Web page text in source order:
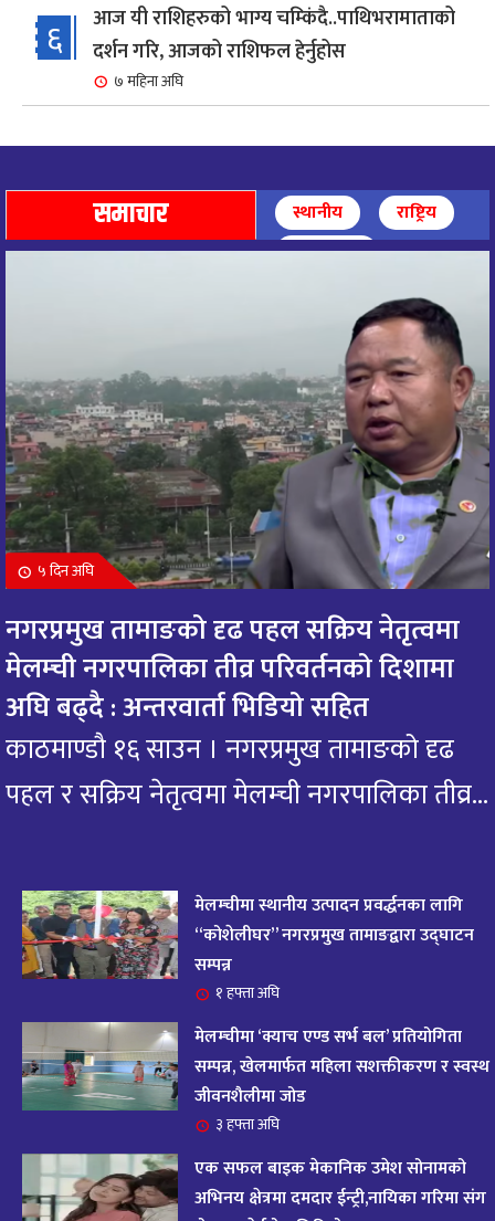
६
आज यी राशिहरुको भाग्य चम्किंदै..पाथिभरामाताको
दर्शन गरि, आजको राशिफल हेर्नुहोस
७ महिना अघि
७
८ महिना अघि
८
आज पाथिभारा माताको दर्शन गरि, दिनको सुरुवात गर्दै,
९
आज माताभगवती जगज्जननी पाथिभरादेवीको दर्शन गरि
राशिफल हेरौं, यी राशिका लागि आज भाग्य चम्किने ।
९ महिना अघि
१०
बुधबार देख्ने बित्तिकै भगवान राधामाधावको दर्शन गरि
आजको राशिफल हेर्नुहोस : यी राशिको भाग्य यस्तो
१0 महिना अघि
११
आज मंगलबार भगवान गजानन गणेशको दर्शन गरि
आजको राशिफल हेर्नुहोस: यी राशिलाई एकदम शुभ
१0 महिना अघि
१२ आजको राशिफल : २० भाद्र २०८२, शुक्रबार
११ महिना अघि
आजको राशिफल – १९ भाद्र २०८२, बिहीवार
१४ आज २०८२ साल भदौ १६ गते सोमबारको राशिफल
११ महिना अघि
१५
आजको राशिफल : २०८२ भदौ १२ गते बिहीवार, २८
अगस्ट २०२५
११ महिना अघि
१६ आजको राशिफल – २०८२ साल भाद्र १० गते, मंगलबार
आजको राशिफल – २०८२ साल भाद्र १० गते, मंगलबार
समाचार स्थानीय
राष्ट्रिय
अन्तर्राष्ट्रिय
५ दिन अघि
नगरप्रमुख तामाङको दृढ पहल सक्रिय नेतृत्वमा
मेलम्ची नगरपालिका तीव्र परिवर्तनको दिशामा
अघि बढ्दै : अन्तरवार्ता भिडियो सहित
काठमाण्डौ १६ साउन । नगरप्रमुख तामाङको दृढ
पहल र सक्रिय नेतृत्वमा मेलम्ची नगरपालिका तीव्र...
मेलम्चीमा स्थानीय उत्पादन प्रवर्द्धनका लागि
“कोशेलीघर” नगरप्रमुख तामाङद्वारा उद्घाटन
सम्पन्न
१ हफ्ता अघि
मेलम्चीमा ‘क्याच एण्ड सर्भ बल’ प्रतियोगिता
सम्पन्न, खेलमार्फत महिला सशक्तीकरण र स्वस्थ
जीवनशैलीमा जोड
३ हफ्ता अघि
एक सफल बाइक मेकानिक उमेश सोनामको
अभिनय क्षेत्रमा दमदार ईन्ट्री,नायिका गरिमा संग